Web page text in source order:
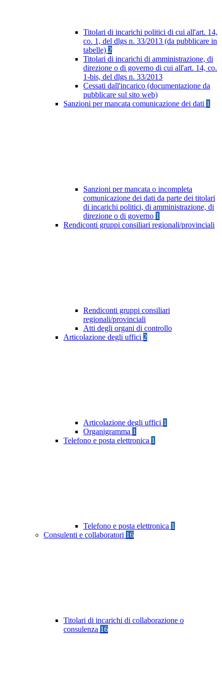
Titolari di incarichi politici di cui all'art. 14,
co. 1, del dlgs n. 33/2013 (da pubblicare in
tabelle) 2
Titolari di incarichi di amministrazione, di
direzione o di governo di cui all'art. 14, co.
1-bis, del dlgs n. 33/2013
Cessati dall'incarico (documentazione da
pubblicare sul sito web)
Sanzioni per mancata comunicazione dei dati 1
Sanzioni per mancata o incompleta
comunicazione dei dati da parte dei titolari
di incarichi politici, di amministrazione, di
direzione o di governo 1
Rendiconti gruppi consiliari regionali/provinciali
Rendiconti gruppi consiliari
regionali/provinciali
Atti degli organi di controllo
Articolazione degli uffici 2
Articolazione degli uffici 1
Organigramma 1
Telefono e posta elettronica 1
Telefono e posta elettronica 1
Consulenti e collaboratori 16
Titolari di incarichi di collaborazione o
consulenza 16